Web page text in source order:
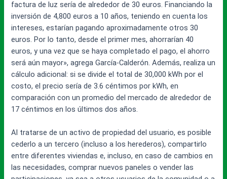
factura de luz sería de alrededor de 30 euros. Financiando la
inversión de 4,800 euros a 10 años, teniendo en cuenta los
intereses, estarían pagando aproximadamente otros 30
euros. Por lo tanto, desde el primer mes, ahorrarían 40
euros, y una vez que se haya completado el pago, el ahorro
será aún mayor», agrega García-Calderón. Además, realiza un
cálculo adicional: si se divide el total de 30,000 kWh por el
costo, el precio sería de 3.6 céntimos por kWh, en
comparación con un promedio del mercado de alrededor de
17 céntimos en los últimos dos años.
Al tratarse de un activo de propiedad del usuario, es posible
cederlo a un tercero (incluso a los herederos), compartirlo
entre diferentes viviendas e, incluso, en caso de cambios en
las necesidades, comprar nuevos paneles o vender las